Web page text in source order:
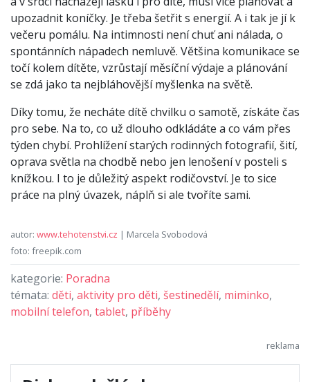
upozadnit koníčky. Je třeba šetřit s energií. A i tak je jí k
večeru pomálu. Na intimnosti není chuť ani nálada, o
spontánních nápadech nemluvě. Většina komunikace se
točí kolem dítěte, vzrůstají měsíční výdaje a plánování
se zdá jako ta nejbláhovější myšlenka na světě.
Díky tomu, že necháte dítě chvilku o samotě, získáte čas
pro sebe. Na to, co už dlouho odkládáte a co vám přes
týden chybí. Prohlížení starých rodinných fotografií, šití,
oprava světla na chodbě nebo jen lenošení v posteli s
knížkou. I to je důležitý aspekt rodičovství. Je to sice
práce na plný úvazek, náplň si ale tvoříte sami.
autor: www.tehotenstvi.cz | Marcela Svobodová
foto: freepik.com
kategorie: Poradna
témata: děti, aktivity pro děti, šestinedělí, miminko,
mobilní telefon, tablet, příběhy